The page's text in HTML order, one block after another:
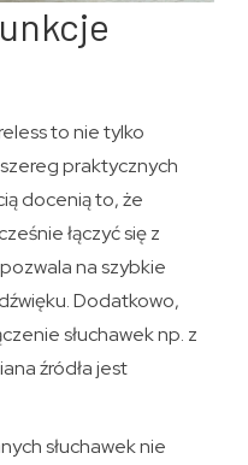
to nie tylko
praktycznych
docenią to, że
łączyć się z
na szybkie
Dodatkowo,
słuchawek np. z
źródła jest
słuchawek nie